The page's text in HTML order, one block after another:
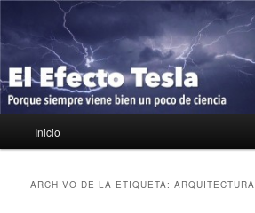
contenido
principal
contenido
secundario
El Efecto Tesla
Porque siempre viene bien un poco de ciencia
principal
Inicio
ARCHIVO DE LA ETIQUETA:ARQUITECTURA